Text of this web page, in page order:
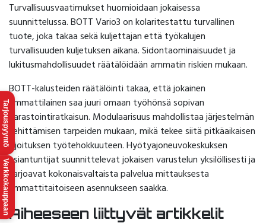
Turvallisuusvaatimukset huomioidaan jokaisessa
suunnittelussa. BOTT Vario3 on kolaritestattu turvallinen
tuote, joka takaa sekä kuljettajan että työkalujen
turvallisuuden kuljetuksen aikana. Sidontaominaisuudet ja
lukitusmahdollisuudet räätälöidään ammatin riskien mukaan.
BOTT-kalusteiden räätälöinti takaa, että jokainen
ammattilainen saa juuri omaan työhönsä sopivan
varastointiratkaisun. Modulaarisuus mahdollistaa järjestelmän
kehittämisen tarpeiden mukaan, mikä tekee siitä pitkäaikaisen
sijoituksen työtehokkuuteen. Hyötyajoneuvokeskuksen
asiantuntijat suunnittelevat jokaisen varustelun yksilöllisesti ja
tarjoavat kokonaisvaltaista palvelua mittauksesta
ammattitaitoiseen asennukseen saakka.
Aiheeseen liittyvät artikkelit
Tarjouspyyntö
Verkkokauppaan